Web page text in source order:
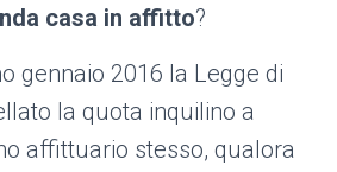
casa in affitto?
gennaio 2016 la Legge di
la quota inquilino a
affittuario stesso, qualora